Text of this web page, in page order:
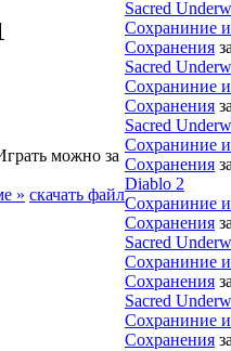
можно за
» скачать файл
Sacred
Сохраниние
Сохранения
Sacred
Сохраниние
Сохранения
Sacred
Сохраниние
Сохранения
Diablo 2
Сохраниние
Сохранения
Sacred
Сохраниние
Сохранения
Sacred
Сохраниние
Сохранения